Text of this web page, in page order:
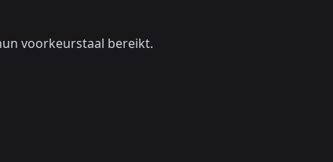
voorkeurstaal bereikt.